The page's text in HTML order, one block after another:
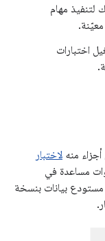
لتنفيذ مهام
اختبارات
منه لاختبار
مساعدة في
مستودع بيانات بنسخة